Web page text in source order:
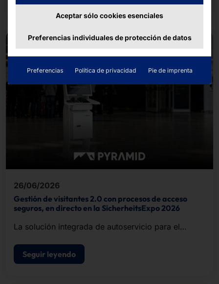
26/06/2026
Gestión de visitantes 2.0 con procesos de acceso
seguros, en directo en la SicherheitsExpo 2026
La solución integrada de autoservicio para el
acreditaciones y el control de acceso.
Seguir leyendo
Aceptar sólo cookies esenciales
Preferencias individuales de protección de datos
Preferencias Política de privacidad Pie de imprenta